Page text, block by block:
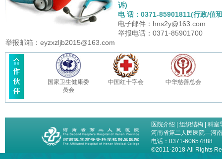
诉)
电 话：0371-85901811(行政/值
电子邮件：hns2y@163.com
举报电话：0371-85901700
举报邮箱：eyzxzljb2015@163.com
国家卫生健康委
员会
中国红十字会 中华慈善总会
医院介绍 组织结构
科室
河南省第二人民医院—河
电话：0371-60657888
©2011-2018 All Rights